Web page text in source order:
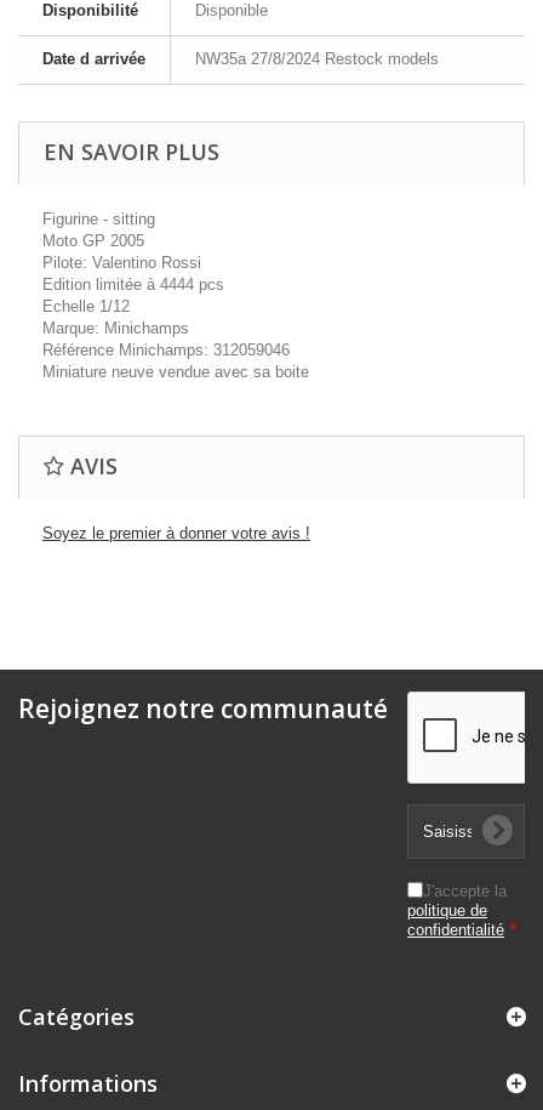
Disponibilité Disponible
Date d arrivée NW35a 27/8/2024 Restock models
EN SAVOIR PLUS
Figurine - sitting
Moto GP 2005
Pilote: Valentino Rossi
Edition limitée à 4444 pcs
Echelle 1/12
Marque: Minichamps
Référence Minichamps: 312059046
Miniature neuve vendue avec sa boite
AVIS
Soyez le premier à donner votre avis !
Rejoignez notre communauté
J'accepte la
politique de
confidentialité *
Catégories
Informations